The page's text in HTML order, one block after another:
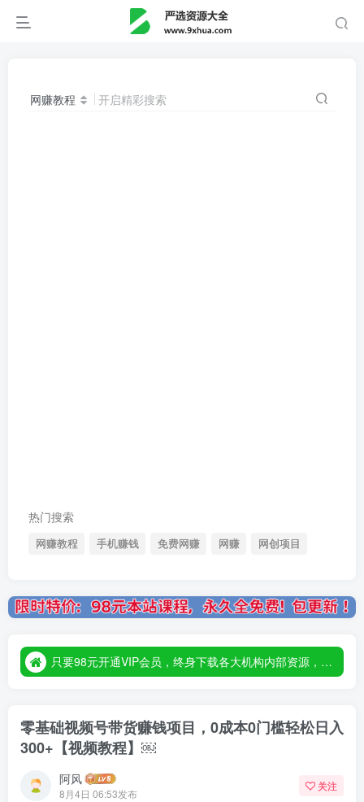
网赚教程 开启精彩搜索
热门搜索
网赚教程 手机赚钱 免费网赚 网赚 网创项目
只要98元开通VIP会员，终身下载各大机构内部资源，一站式草根创业基地，最新最强网赚教程大全，小投入，大回报！
零基础视频号带货赚钱项目，0成本0门槛轻松日入
300+【视频教程】￼
阿风
8月4日 06:53发布
关注